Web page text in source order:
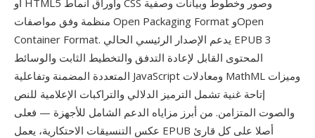
أو HTML5 وأوراق أنماط CSS وصور وخطوط وبيانات وصفية
منظمة وفق مواصفات Open Packaging Format وOpen
Container Format. يدعم الإصدار الرئيسي الحالي EPUB 3
المحتوى القابل لإعادة التدفق والتخطيط الثابت والوسائط
المتعددة المضمنة وتفاعلية JavaScript ومعادلات MathML وميزات
إتاحة غنية تشمل الترميز الدلالي والتراكبات الإعلامية للنص
والصوت المتزامن. من أبرز مزاياه الدعم الشامل للأجهزة — فعلى
عكس التنسيقات الاحتكارية، يعمل EPUB أصلا على كل قارئ